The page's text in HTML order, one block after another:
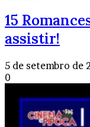
15
assistir!
5 de setembro de
0